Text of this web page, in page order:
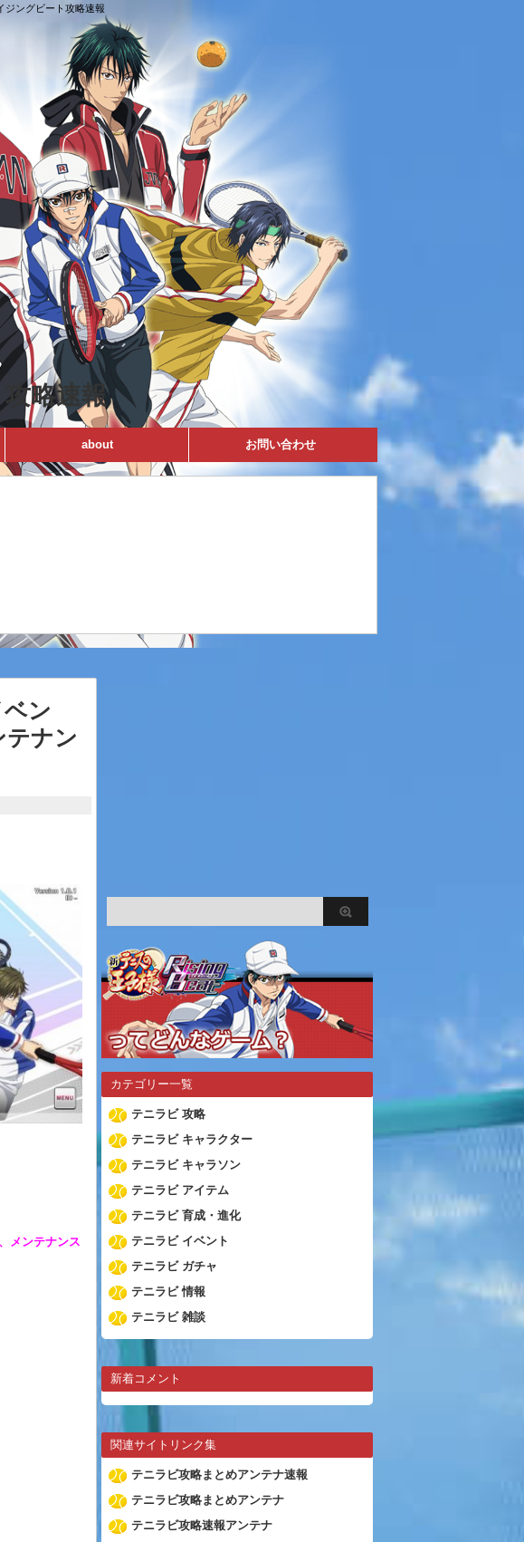
ジングビート攻略速報
略速報
about お問い合わせ
ベン
テナン
メンテナンス
カテゴリー一覧
テニラビ 攻略
テニラビ キャラクター
テニラビ キャラソン
テニラビ アイテム
テニラビ 育成・進化
テニラビ イベント
テニラビ ガチャ
テニラビ 情報
テニラビ 雑談
新着コメント
関連サイトリンク集
テニラビ攻略まとめアンテナ速報
テニラビ攻略まとめアンテナ
テニラビ攻略速報アンテナ